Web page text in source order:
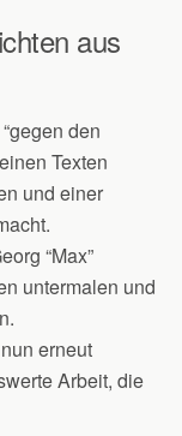
aus
den
Texten
und einer
“Max”
untermalen und
erneut
Arbeit, die